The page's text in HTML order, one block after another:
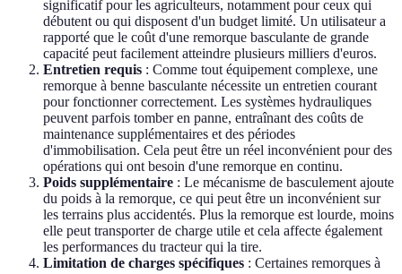
significatif pour les agriculteurs, notamment pour ceux qui
débutent ou qui disposent d'un budget limité. Un utilisateur a
rapporté que le coût d'une remorque basculante de grande
capacité peut facilement atteindre plusieurs milliers d'euros.
Entretien requis : Comme tout équipement complexe, une
remorque à benne basculante nécessite un entretien courant
pour fonctionner correctement. Les systèmes hydrauliques
peuvent parfois tomber en panne, entraînant des coûts de
maintenance supplémentaires et des périodes
d'immobilisation. Cela peut être un réel inconvénient pour des
opérations qui ont besoin d'une remorque en continu.
Poids supplémentaire : Le mécanisme de basculement ajoute
du poids à la remorque, ce qui peut être un inconvénient sur
les terrains plus accidentés. Plus la remorque est lourde, moins
elle peut transporter de charge utile et cela affecte également
les performances du tracteur qui la tire.
Limitation de charges spécifiques : Certaines remorques à